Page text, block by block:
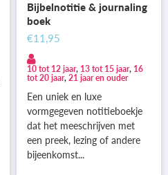
Bijbelnotitie & journaling
boek
€11,95
10 tot 12 jaar, 13 tot 15 jaar, 16
tot 20 jaar, 21 jaar en ouder
Een uniek en luxe
vormgegeven notitieboekje
dat het meeschrijven met
een preek, lezing of andere
bijeenkomst...